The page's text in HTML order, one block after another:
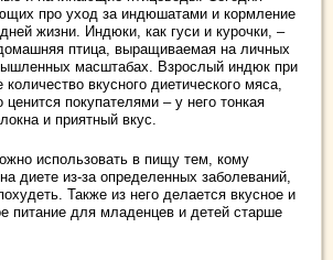
про уход за индюшатами и кормление
жизни. Индюки, как гуси и курочки, –
птица, выращиваемая на личных
масштабах. Взрослый индюк при
вкусного диетического мяса,
ценится покупателями – у него тонкая
и приятный вкус.
использовать в пищу тем, кому
диете из-за определенных заболеваний,
Также из него делается вкусное и
питание для младенцев и детей старше